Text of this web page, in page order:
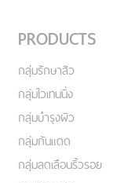
PRODUCTS
กลุ่มรักษาสิว
กลุ่มไวเทนนิ่ง
กลุ่มบำรุงผิว
กลุ่มกันแดด
กลุ่มลดเลือนริ้วรอย